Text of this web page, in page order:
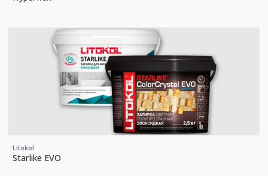
Litokol
Starlike EVO